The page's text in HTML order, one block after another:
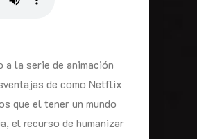
a la serie de animación
de como Netflix
que el tener un mundo
el recurso de humanizar